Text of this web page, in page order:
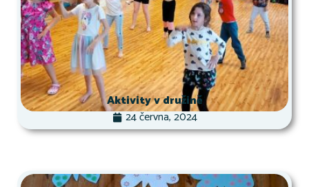
Aktivity v družině
24 června, 2024